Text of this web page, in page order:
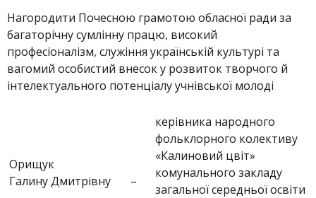
Нагородити Почесною грамотою обласної ради за
багаторічну сумлінну працю, високий
професіоналізм, служіння українській культурі та
вагомий особистий внесок у розвиток творчого й
інтелектуального потенціалу учнівської молоді
Орищук
Галину Дмитрівну
–
керівника народного
фольклорного колективу
«Калиновий цвіт»
комунального закладу
загальної середньої освіти